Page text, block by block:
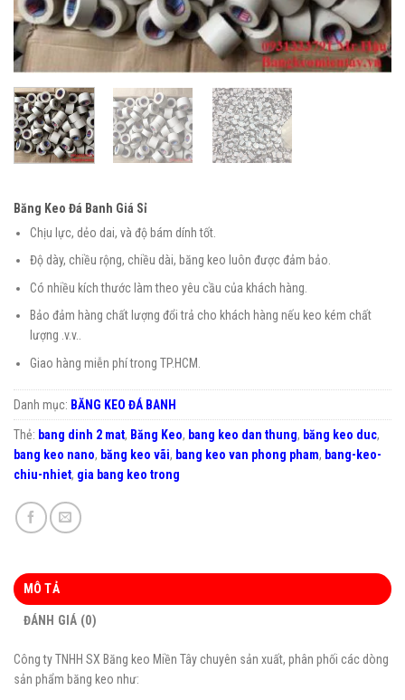
Băng Keo Đá Banh Giá Sỉ
Chịu lực, dẻo dai, và độ bám dính tốt.
Độ dày, chiều rộng, chiều dài, băng keo luôn được đảm bảo.
Có nhiều kích thước làm theo yêu cầu của khách hàng.
Bảo đảm hàng chất lượng đổi trả cho khách hàng nếu keo kém chất
lượng .v.v..
Giao hàng miễn phí trong TP.HCM.
Danh mục: BĂNG KEO ĐÁ BANH
Thẻ: bang dinh 2 mat, Băng Keo, bang keo dan thung, băng keo duc,
bang keo nano, băng keo vãi, bang keo van phong pham, bang-keo-
chiu-nhiet, gia bang keo trong
MÔ TẢ
ĐÁNH GIÁ (0)
Công ty TNHH SX Băng keo Miền Tây chuyên sản xuất, phân phối các dòng
sản phẩm băng keo như: